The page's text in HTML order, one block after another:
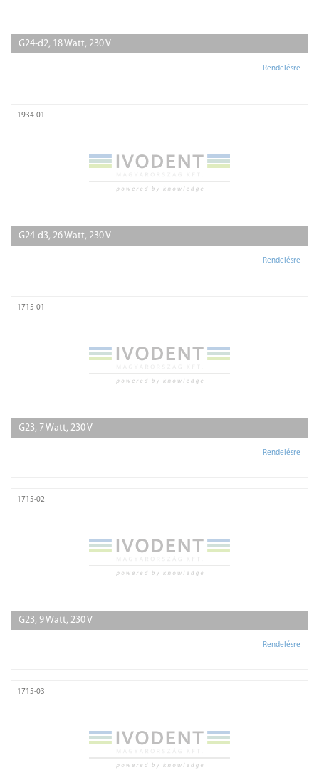
G24-d2, 18 Watt, 230 V
Rendelésre
1934-01
G24-d3, 26 Watt, 230 V
Rendelésre
1715-01
G23, 7 Watt, 230 V
Rendelésre
1715-02
G23, 9 Watt, 230 V
Rendelésre
1715-03